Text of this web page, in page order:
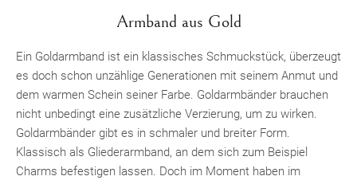
Armband aus Gold
Ein Goldarmband ist ein klassisches Schmuckstück, überzeugt
es doch schon unzählige Generationen mit seinem Anmut und
dem warmen Schein seiner Farbe. Goldarmbänder brauchen
nicht unbedingt eine zusätzliche Verzierung, um zu wirken.
Goldarmbänder gibt es in schmaler und breiter Form.
Klassisch als Gliederarmband, an dem sich zum Beispiel
Charms befestigen lassen. Doch im Moment haben im